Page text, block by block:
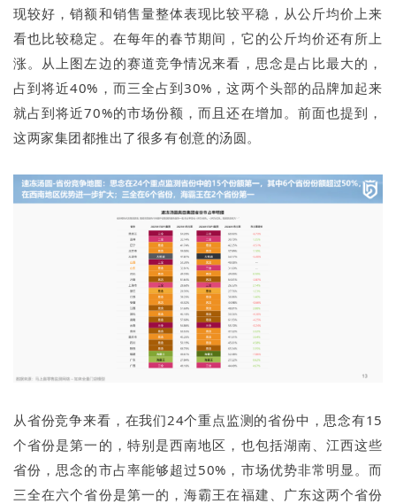
现较好，销额和销售量整体表现比较平稳，从公斤均价上来
看也比较稳定。在每年的春节期间，它的公斤均价还有所上
涨。从上图左边的赛道竞争情况来看，思念是占比最大的，
占到将近40%，而三全占到30%，这两个头部的品牌加起来
就占到将近70%的市场份额，而且还在增加。前面也提到，
这两家集团都推出了很多有创意的汤圆。
从省份竞争来看，在我们24个重点监测的省份中，思念有15
个省份是第一的，特别是西南地区，也包括湖南、江西这些
省份，思念的市占率能够超过50%，市场优势非常明显。而
三全在六个省份是第一的，海霸王在福建、广东这两个省份